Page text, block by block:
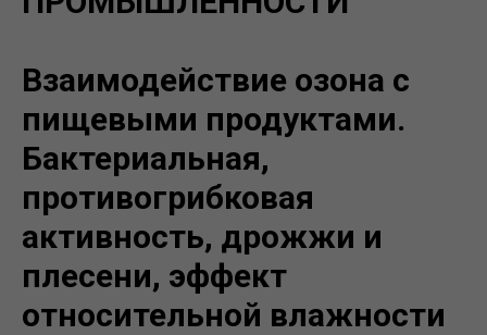
Взаимодействие озона с
пищевыми продуктами.
Бактериальная,
противогрибковая
активность, дрожжи и
плесени, эффект
относительной влажности